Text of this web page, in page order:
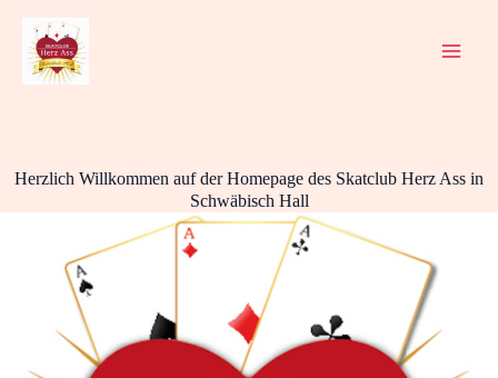
Inhalt
springen
Herzlich Willkommen auf der Homepage des Skatclub Herz Ass in
Schwäbisch Hall